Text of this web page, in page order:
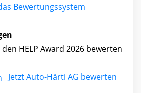
Bewertungssystem
HELP Award 2026 bewerten
Jetzt Auto-Härti AG bewerten